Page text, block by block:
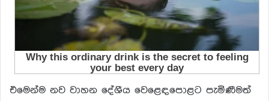
එමෙන්ම නව වාහන දේශීය වෙළෙඳපොළට පැමිණීමත්